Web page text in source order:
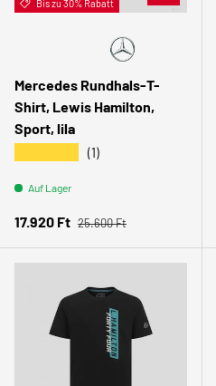
Bis zu 30% Rabatt
Mercedes Rundhals-T-
Shirt, Lewis Hamilton,
Sport, lila
(1)
Auf Lager
Verkaufspreis
17.920 Ft Normaler Preis
25.600 Ft